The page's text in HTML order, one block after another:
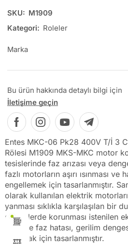
SKU: M1909
Kategori: Roleler
Marka
Bu ürün hakkında detaylı bilgi için
İletişime geçin
Entes MKC-06 Pk28 400V T/İ 3
Rölesi M1909 MKS-MKC motor
tesislerinde faz arızası veya
fazlı motorların aşırı ısınması ve
engellemek için tasarlanmıştır.
olarak kullanılan elektrik
yanması sıklıkla karşılaşılan bir
sistemlerde korunması istenilen
karşı ve faz hatası, gerilim
korumak için tasarlanmıştır.